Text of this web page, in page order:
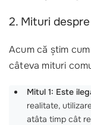
2. Mituri
Acum că știm
câteva mituri
Mitul 1: Este
realitate,
atâta timp cât